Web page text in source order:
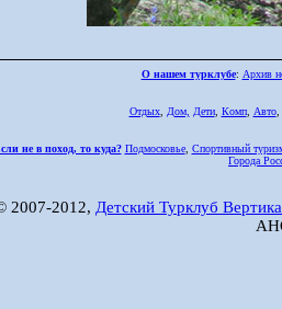
О нашем турклубе: Архив
Отдых, Дом, Дети, Комп, Авто,
не в поход, то куда? Подмосковье, Спортивный
Города
2007-2012, Детский Турклуб